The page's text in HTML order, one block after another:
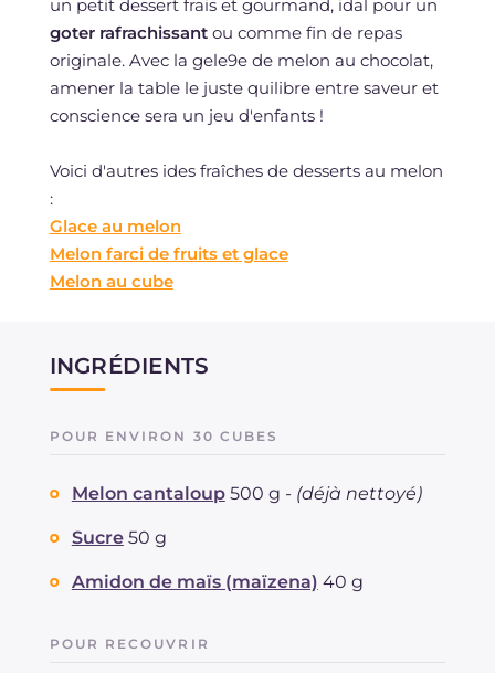
un petit dessert frais et gourmand, idal pour un
goter rafrachissantou comme fin de repas
originale. Avec la gele9e de melon au chocolat,
amener la table le juste quilibre entre saveur et
conscience sera un jeu d'enfants !
Voici d'autres ides fraîches de desserts au melon
:
Glace au melon
Melon farci de fruits et glace
Melon au cube
INGRÉDIENTS
POUR ENVIRON 30 CUBES
Melon cantaloup 500 g - (déjà nettoyé)
Sucre 50 g
Amidon de maïs (maïzena) 40 g
POUR RECOUVRIR